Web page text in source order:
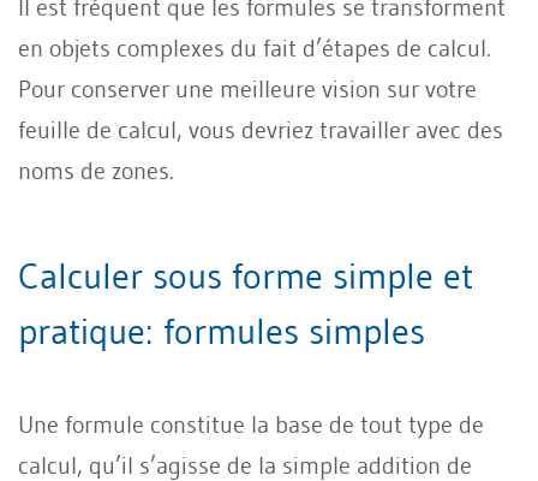
Il est fréquent que les formules se transforment
en objets complexes du fait d’étapes de calcul.
Pour conserver une meilleure vision sur votre
feuille de calcul, vous devriez travailler avec des
noms de zones.
Calculer sous forme simple et
pratique: formules simples
Une formule constitue la base de tout type de
calcul, qu’il s’agisse de la simple addition de